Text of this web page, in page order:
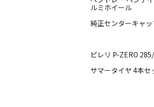
ルミホイール
純正センターキャ
ピレリ P-ZERO
サマータイヤ 4本セ